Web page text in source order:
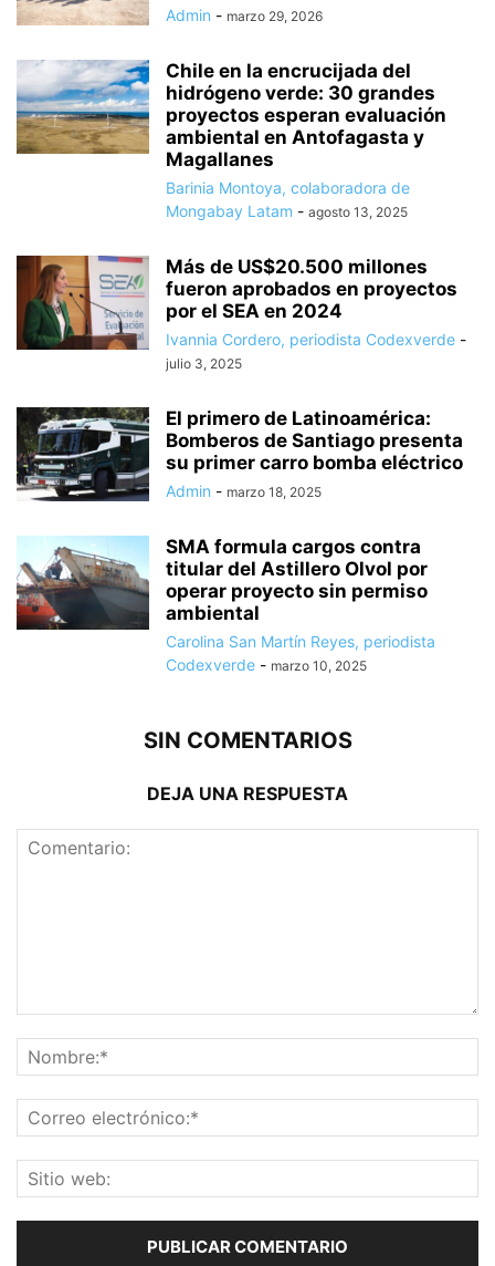
Admin - marzo 29, 2026
Chile en la encrucijada del
hidrógeno verde: 30 grandes
proyectos esperan evaluación
ambiental en Antofagasta y
Magallanes
Barinia Montoya, colaboradora de
Mongabay Latam - agosto 13, 2025
Más de US$20.500 millones
fueron aprobados en proyectos
por el SEA en 2024
Ivannia Cordero, periodista Codexverde -
julio 3, 2025
El primero de Latinoamérica:
Bomberos de Santiago presenta
su primer carro bomba eléctrico
Admin - marzo 18, 2025
SMA formula cargos contra
titular del Astillero Olvol por
operar proyecto sin permiso
ambiental
Carolina San Martín Reyes, periodista
Codexverde - marzo 10, 2025
SIN COMENTARIOS
DEJA UNA RESPUESTA